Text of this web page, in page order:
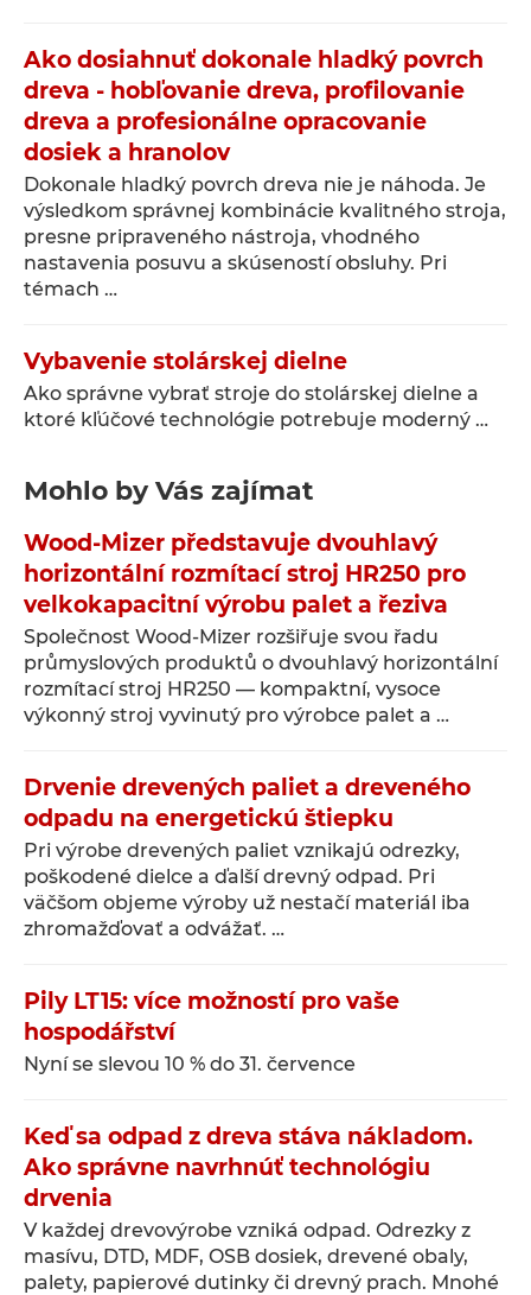
Ako dosiahnuť dokonale hladký povrch
dreva - hobľovanie dreva, profilovanie
dreva a profesionálne opracovanie
dosiek a hranolov
Dokonale hladký povrch dreva nie je náhoda. Je
výsledkom správnej kombinácie kvalitného stroja,
presne pripraveného nástroja, vhodného
nastavenia posuvu a skúseností obsluhy. Pri
témach …
Vybavenie stolárskej dielne
Ako správne vybrať stroje do stolárskej dielne a
ktoré kľúčové technológie potrebuje moderný …
Mohlo by Vás zajímat
Wood-Mizer představuje dvouhlavý
horizontální rozmítací stroj HR250 pro
velkokapacitní výrobu palet a řeziva
Společnost Wood-Mizer rozšiřuje svou řadu
průmyslových produktů o dvouhlavý horizontální
rozmítací stroj HR250 — kompaktní, vysoce
výkonný stroj vyvinutý pro výrobce palet a …
Drvenie drevených paliet a dreveného
odpadu na energetickú štiepku
Pri výrobe drevených paliet vznikajú odrezky,
poškodené dielce a ďalší drevný odpad. Pri
väčšom objeme výroby už nestačí materiál iba
zhromažďovať a odvážať. …
Pily LT15: více možností pro vaše
hospodářství
Nyní se slevou 10 % do 31. července
Keď sa odpad z dreva stáva nákladom.
Ako správne navrhnúť technológiu
drvenia
V každej drevovýrobe vzniká odpad. Odrezky z
masívu, DTD, MDF, OSB dosiek, drevené obaly,
palety, papierové dutinky či drevný prach. Mnohé